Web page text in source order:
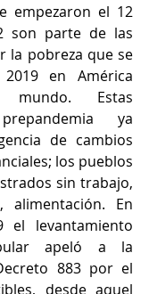
empezaron el 12
son parte de las
la pobreza que se
en América
Estas
ya
de cambios
los pueblos
sin trabajo,
alimentación. En
el levantamiento
apeló a la
883 por el
desde aquel